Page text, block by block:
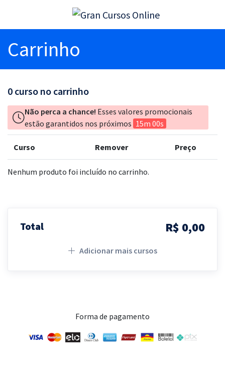
Carrinho
0 curso no carrinho
Não perca a chance! Esses valores promocionais
estão garantidos nos próximos 15m 00s
Curso Remover Preço
Nenhum produto foi incluído no carrinho.
Total R$ 0,00
Adicionar mais cursos
Forma de pagamento